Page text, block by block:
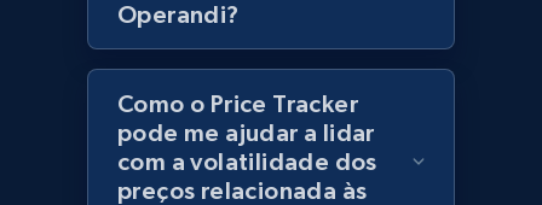
Zara - Products - discovery by category url
Category id, Product id, Product name, Price,
Currency, Colour code, Colour, Description, and
Operandi?
Como o Price Tracker
pode me ajudar a lidar
com a volatilidade dos
preços relacionada às